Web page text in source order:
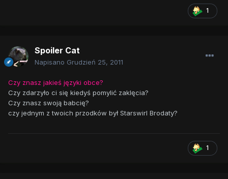
1
Spoiler Cat
Napisano Grudzień 25, 2011
Czy znasz jakieś języki obce?
Czy zdarzyło ci się kiedyś pomylić zaklęcia?
Czy znasz swoją babcię?
czy jednym z twoich przodków był Starswirl Brodaty?
1